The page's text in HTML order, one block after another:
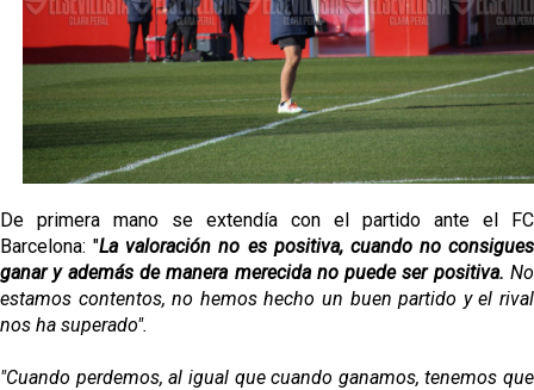
Análisis I Quién es y cómo juega Fran González
Miguel Sierra: La temporada pasada se vio
reflejado que podemos tirar para delante y
Diomande ya es madridista mientras Rodri agita el
mercado
OFICIAL | Juanlu se marcha al Bournemouth
De primera mano se extendía con el partido ante el FC
Barcelona: "La valoración no es positiva, cuando no consigues
ganar y además de manera merecida no puede ser positiva. No
estamos contentos, no hemos hecho un buen partido y el rival
nos ha superado".
"Cuando perdemos, al igual que cuando ganamos, tenemos que